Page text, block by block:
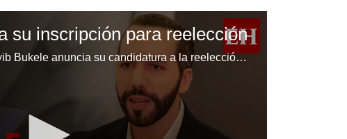
su inscripción para reelección
El presidente de El Salvador, Nayib Bukele anuncia su candidatura a la reelección para el sufragio electoral de febrero de 2024.